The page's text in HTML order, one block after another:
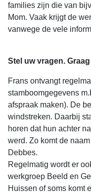
families zijn die van
Mom. Vaak krijgt de
vanwege de vele
Stel uw vragen.
Frans ontvangt
stamboomgegevens
afspraak maken). De
windstreken. Daarbij
horen dat hun achter
werd. Zo komt de
Debbes.
Regelmatig wordt er
werkgroep Beeld en
Huissen of soms komt